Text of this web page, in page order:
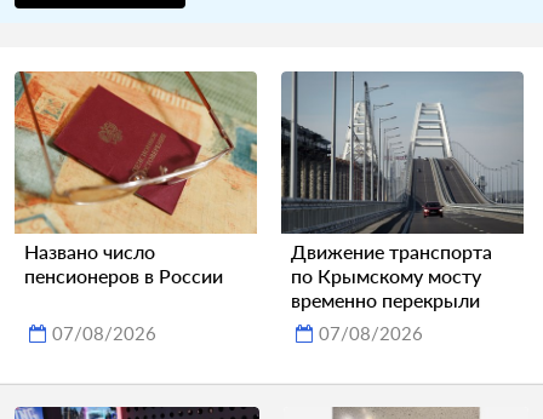
Названо число
пенсионеров в России
07/08/2026
Движение транспорта
по Крымскому мосту
временно перекрыли
07/08/2026